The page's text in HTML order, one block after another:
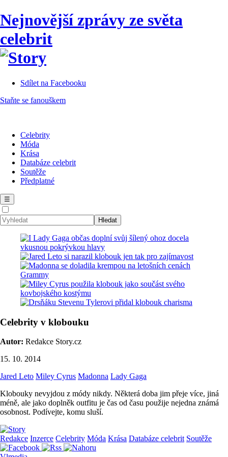
Nejnovější zprávy ze světa
celebrit
Sdílet na Facebooku
Staňte se fanouškem
Celebrity
Móda
Krása
Databáze celebrit
Soutěže
Předplatné
☰
Celebrity v klobouku
Autor: Redakce Story.cz
15. 10. 2014
Jared Leto Miley Cyrus Madonna Lady Gaga
Klobouky nevyjdou z módy nikdy. Některá doba jim přeje více, jiná
méně, ale jako doplněk outfitu je čas od času použije nejedna známá
osobnost. Podívejte, komu sluší.
Redakce Inzerce Celebrity Móda Krása Databáze celebrit Soutěže